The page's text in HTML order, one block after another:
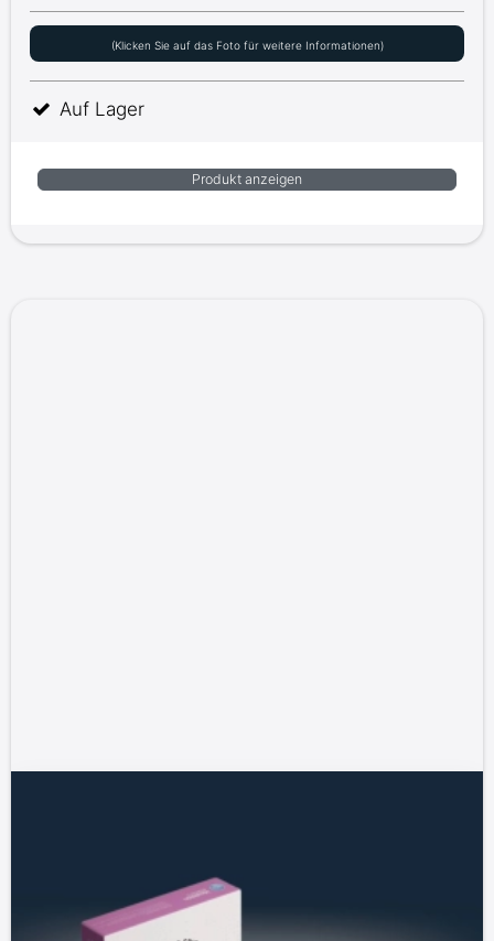
(Klicken Sie auf das Foto für weitere Informationen)
Auf Lager
Produkt anzeigen